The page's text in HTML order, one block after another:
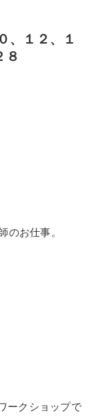
、１２、１
８
のお仕事。
ークショップで